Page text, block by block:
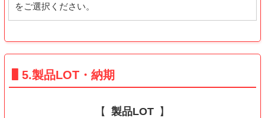
をご選択ください。
5.製品LOT・納期
製品LOT